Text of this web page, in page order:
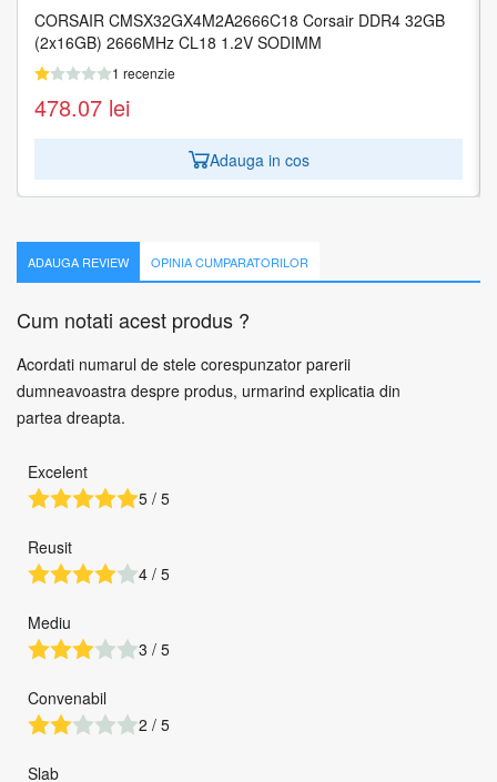
CORSAIR CMSX32GX4M2A2666C18 Corsair DDR4 32GB
(2x16GB) 2666MHz CL18 1.2V SODIMM
1 recenzie
478.07 lei
Adauga in cos
MEMORY DIMM 16GB PC25600 DDR4/KVR32N22S8/16
KINGSTON
1 recenzie
201.00 lei
Adauga in cos
ADAUGA REVIEW OPINIA CUMPARATORILOR
Cum notati acest produs ?
Acordati numarul de stele corespunzator parerii
dumneavoastra despre produs, urmarind explicatia din
partea dreapta.
Excelent
5 / 5
Reusit
4 / 5
Mediu
3 / 5
Convenabil
2 / 5
Slab